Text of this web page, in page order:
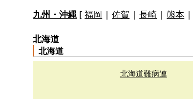
九州・沖縄 [福岡 |佐賀 |長崎 | 熊本 |
北海道
北海道
北海道難病連